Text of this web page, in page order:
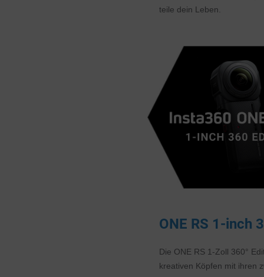
teile dein Leben.
ONE RS 1-inch
Die ONE RS 1-Zoll 360°
kreativen Köpfen mit ihren